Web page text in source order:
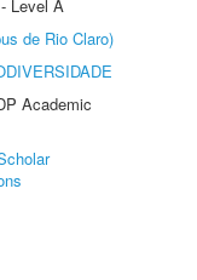
Level A
de Rio Claro)
Academic